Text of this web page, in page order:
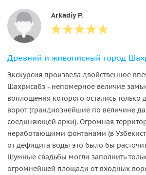
Arkadiy P.
Экскурсия произвела двойственное
Шахрисабз - непомерное величие
воплощения которого остались только
ворот (грандиознейшие по величине
соединяющей арки). Огромная
неработающими фонтанами (в
от дефицита воды это было бы
Шумные свадьбы могли заполнить
огромнейшей площади от входных